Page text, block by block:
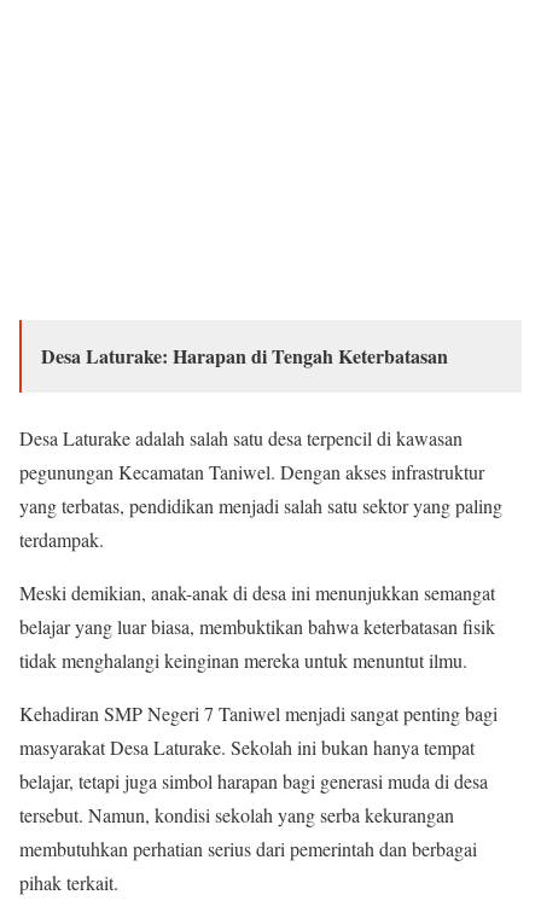
Desa Laturake: Harapan di Tengah Keterbatasan
Desa Laturake adalah salah satu desa terpencil di kawasan
pegunungan Kecamatan Taniwel. Dengan akses infrastruktur
yang terbatas, pendidikan menjadi salah satu sektor yang paling
terdampak.
Meski demikian, anak-anak di desa ini menunjukkan semangat
belajar yang luar biasa, membuktikan bahwa keterbatasan fisik
tidak menghalangi keinginan mereka untuk menuntut ilmu.
Kehadiran SMP Negeri 7 Taniwel menjadi sangat penting bagi
masyarakat Desa Laturake. Sekolah ini bukan hanya tempat
belajar, tetapi juga simbol harapan bagi generasi muda di desa
tersebut. Namun, kondisi sekolah yang serba kekurangan
membutuhkan perhatian serius dari pemerintah dan berbagai
pihak terkait.